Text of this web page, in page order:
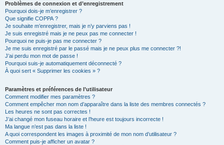
Problèmes de connexion et d’enregistrement
Pourquoi dois-je m’enregistrer ?
Que signifie COPPA ?
Je souhaite m’enregistrer, mais je n’y parviens pas !
Je suis enregistré mais je ne peux pas me connecter !
Pourquoi ne puis-je pas me connecter ?
Je me suis enregistré par le passé mais je ne peux plus me connecter ?!
J’ai perdu mon mot de passe !
Pourquoi suis-je automatiquement déconnecté ?
À quoi sert « Supprimer les cookies » ?
Paramètres et préférences de l’utilisateur
Comment modifier mes paramètres ?
Comment empêcher mon nom d’apparaître dans la liste des membres connectés ?
Les heures ne sont pas correctes !
J’ai changé mon fuseau horaire et l’heure est toujours incorrecte !
Ma langue n’est pas dans la liste !
A quoi correspondent les images à proximité de mon nom d’utilisateur ?
Comment puis-je afficher un avatar ?